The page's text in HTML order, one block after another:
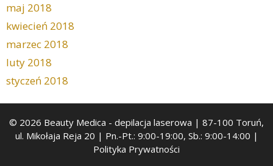
maj 2018
kwiecień 2018
marzec 2018
luty 2018
styczeń 2018
© 2026 Beauty Medica - depilacja laserowa | 87-100 Toruń,
ul. Mikołaja Reja 20 | Pn.-Pt.: 9:00-19:00, Sb.: 9:00-14:00 |
Polityka Prywatności